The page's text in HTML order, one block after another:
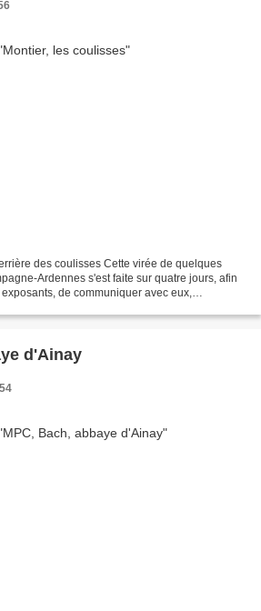
des coulisses Cette virée de quelques
Ardennes s'est faite sur quatre jours, afin
de communiquer avec eux,
d'Ainay